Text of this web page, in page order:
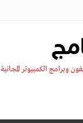
وبرامج الكمبيوتر المجانية